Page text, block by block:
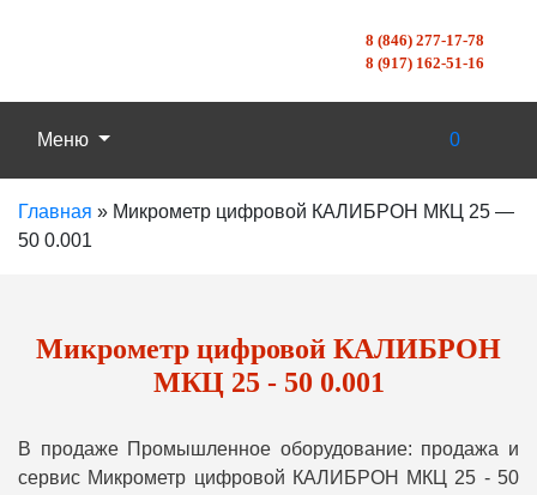
8 (846) 277-17-78
8 (917) 162-51-16
Меню 0
Главная » Микрометр цифровой КАЛИБРОН МКЦ 25 —
50 0.001
Микрометр цифровой КАЛИБРОН
МКЦ 25 - 50 0.001
В продаже Промышленное оборудование: продажа и
сервис Микрометр цифровой КАЛИБРОН МКЦ 25 - 50